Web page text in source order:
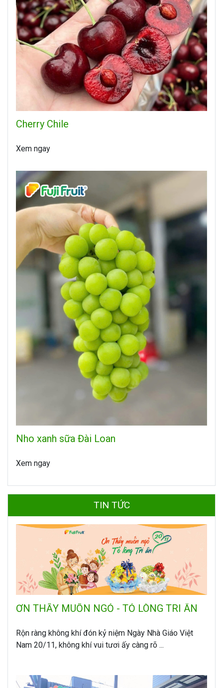
Cherry Chile
Xem ngay
Nho xanh sữa Đài Loan
Xem ngay
TIN TỨC
ƠN THẦY MUỐN NGỎ - TỎ LÒNG TRI ÂN
Rộn ràng không khí đón kỷ niệm Ngày Nhà Giáo Việt
Nam 20/11, không khí vui tươi ấy càng rõ ...